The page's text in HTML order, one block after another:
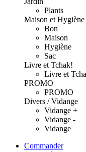
Plants
Maison et Hygiène
Bon
Maison
Hygiène
Sac
Livre et Tchak!
Livre et
PROMO
PROMO
Divers / Vidange
Vidange +
Vidange -
Vidange
Commander